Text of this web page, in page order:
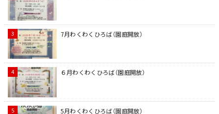
7月わくわくひろば（園庭開放）
６月わくわくひろば（園庭開放）
5月わくわくひろば（園庭開放）